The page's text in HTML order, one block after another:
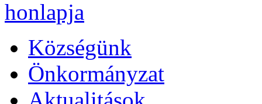
Községünk
Önkormányzat